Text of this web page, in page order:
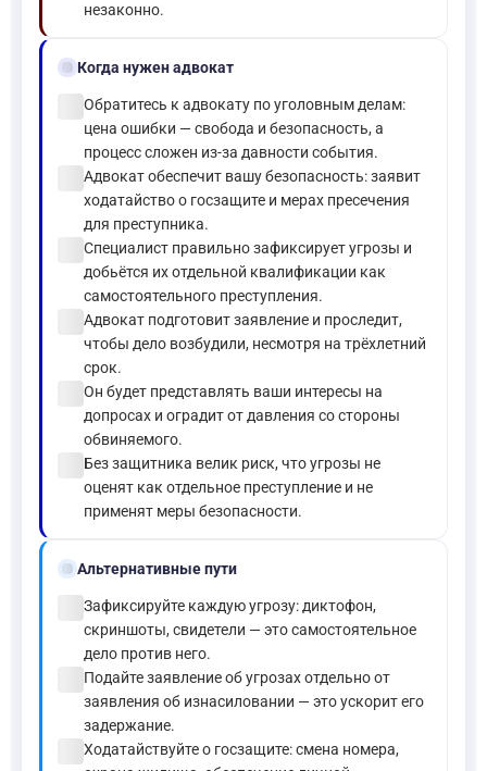
незаконно.
gavelКогда нужен адвокат
Обратитесь к адвокату по уголовным делам:
цена ошибки — свобода и безопасность, а
процесс сложен из-за давности события.
Адвокат обеспечит вашу безопасность: заявит
ходатайство о госзащите и мерах пресечения
для преступника.
Специалист правильно зафиксирует угрозы и
добьётся их отдельной квалификации как
самостоятельного преступления.
Адвокат подготовит заявление и проследит,
чтобы дело возбудили, несмотря на трёхлетний
срок.
Он будет представлять ваши интересы на
допросах и оградит от давления со стороны
обвиняемого.
Без защитника велик риск, что угрозы не
оценят как отдельное преступление и не
применят меры безопасности.
alt_routeАльтернативные пути
Зафиксируйте каждую угрозу: диктофон,
скриншоты, свидетели — это самостоятельное
дело против него.
Подайте заявление об угрозах отдельно от
заявления об изнасиловании — это ускорит его
задержание.
Ходатайствуйте о госзащите: смена номера,